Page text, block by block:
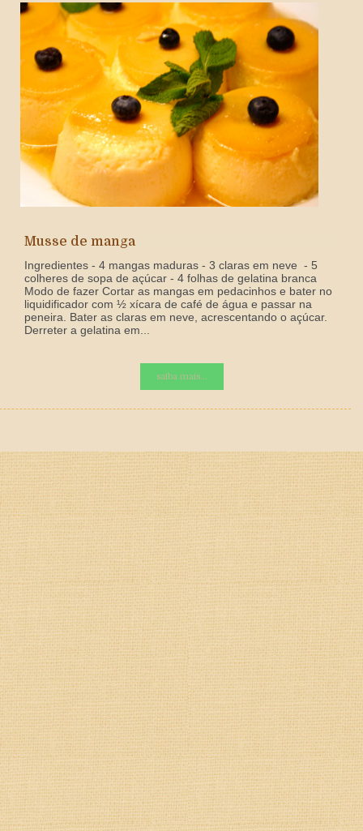
Musse de manga
Ingredientes - 4 mangas maduras - 3 claras em neve - 5
colheres de sopa de açúcar - 4 folhas de gelatina branca
Modo de fazer Cortar as mangas em pedacinhos e bater no
liquidificador com ½ xícara de café de água e passar na
peneira. Bater as claras em neve, acrescentando o açúcar.
Derreter a gelatina em...
saiba mais...